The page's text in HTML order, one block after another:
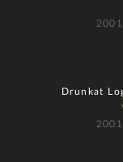
Drunkat